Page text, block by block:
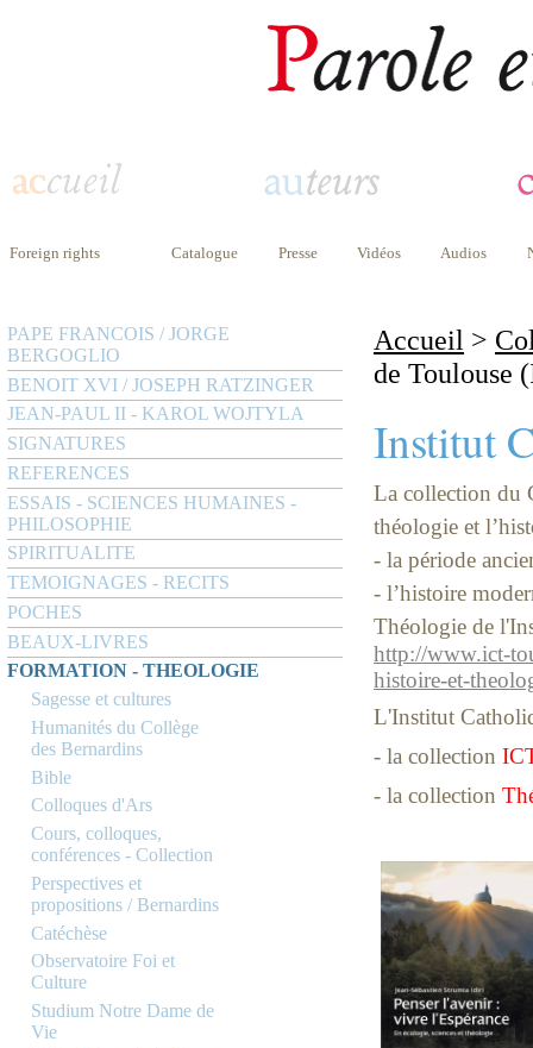
Foreign rights Catalogue Presse Vidéos Audios
PAPE FRANCOIS / JORGE
BERGOGLIO
BENOIT XVI / JOSEPH RATZINGER
JEAN-PAUL II - KAROL WOJTYLA
SIGNATURES
REFERENCES
ESSAIS - SCIENCES HUMAINES -
PHILOSOPHIE
SPIRITUALITE
TEMOIGNAGES - RECITS
POCHES
BEAUX-LIVRES
FORMATION - THEOLOGIE
Sagesse et cultures
Humanités du Collège
des Bernardins
Bible
Colloques d'Ars
Cours, colloques,
conférences - Collection
Perspectives et
propositions / Bernardins
Catéchèse
Observatoire Foi et
Culture
Studium Notre Dame de
Vie
Accueil >
de Toulouse
Institut
La collection du
théologie et
- la période
- l’histoire
Théologie de
http://www.ict-
histoire-et-
L'Institut
- la collection
- la collection